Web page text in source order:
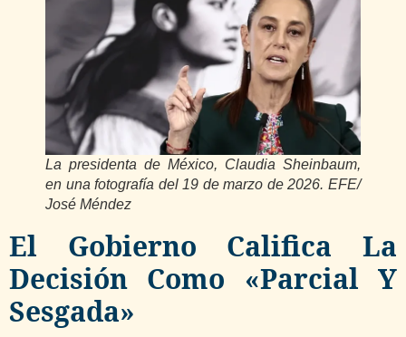
La presidenta de México, Claudia Sheinbaum,
en una fotografía del 19 de marzo de 2026. EFE/
José Méndez
El Gobierno Califica La
Decisión Como «parcial Y
Sesgada»